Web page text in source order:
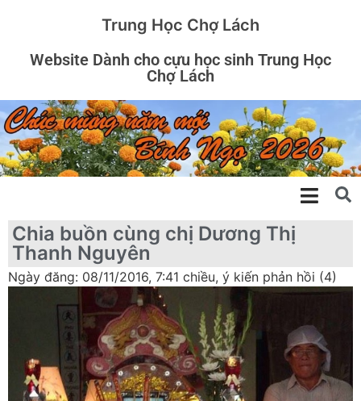
Trung Học Chợ Lách
Website Dành cho cựu học sinh Trung Học
Chợ Lách
Chia buồn cùng chị Dương Thị
Thanh Nguyên
Ngày đăng: 08/11/2016, 7:41 chiều, ý kiến phản hồi (4)